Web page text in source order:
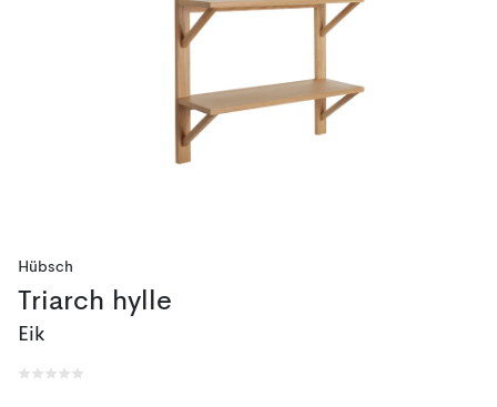
Hübsch
Triarch hylle
Eik